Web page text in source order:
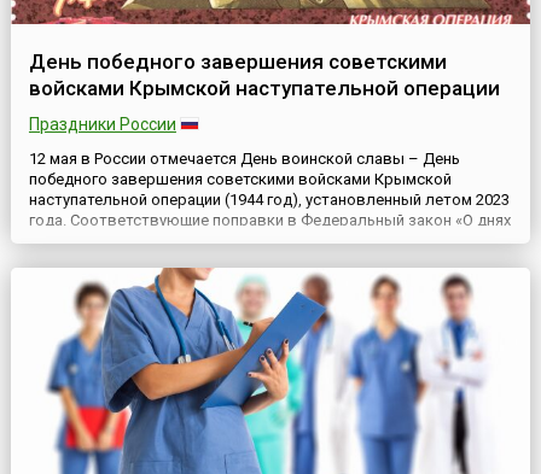
День победного завершения советскими
войсками Крымской наступательной операции
Праздники России
12 мая в России отмечается День воинской славы – День
победного завершения советскими войсками Крымской
наступательной операции (1944 год), установленный летом 2023
года. Соответствующие поправки в Федеральный закон «О днях
воинской славы и памятных датах России» были внесены
пояснительной записке к закону говорится: «Крымская
наступательна...